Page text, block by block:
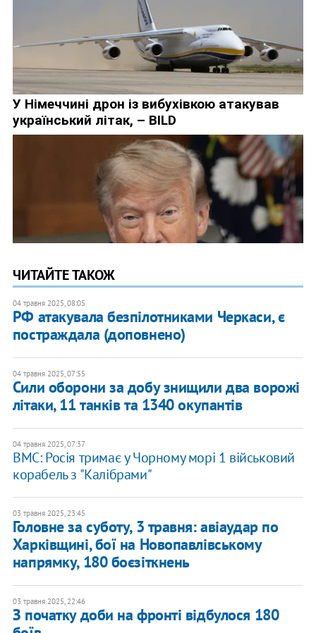
ЧИТАЙТЕ ТАКОЖ
04 травня 2025, 08:05
РФ атакувала безпілотниками Черкаси, є
постраждала (доповнено)
04 травня 2025, 07:55
Сили оборони за добу знищили два ворожі
літаки, 11 танків та 1340 окупантів
04 травня 2025, 07:37
ВМС: Росія тримає у Чорному морі 1 військовий
корабель з "Калібрами"
03 травня 2025, 23:45
Головне за суботу, 3 травня: авіаудар по
Харківщині, бої на Новопавлівському
напрямку, 180 боєзіткнень
03 травня 2025, 22:46
З початку доби на фронті відбулося 180